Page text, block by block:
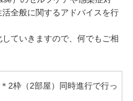
全般に関するアドバイスを行
ていきますので、何でもご相
2枠（2部屋）同時進行で行っ